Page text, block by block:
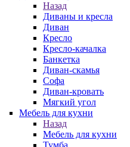
Назад
Диваны и кресла
Диван
Кресло
Кресло-качалка
Банкетка
Диван-скамья
Софа
Диван-кровать
Мягкий угол
Мебель для кухни
Назад
Мебель для кухни
Тумба